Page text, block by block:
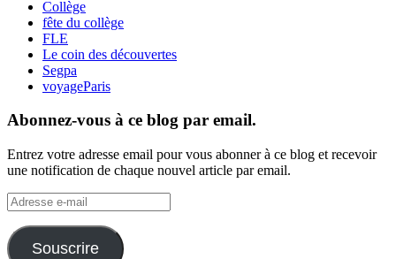
Collège
fête du collège
FLE
Le coin des découvertes
Segpa
voyageParis
Abonnez-vous à ce blog par email.
Entrez votre adresse email pour vous abonner à ce blog et recevoir
une notification de chaque nouvel article par email.
Adresse
e-
mail
Souscrire